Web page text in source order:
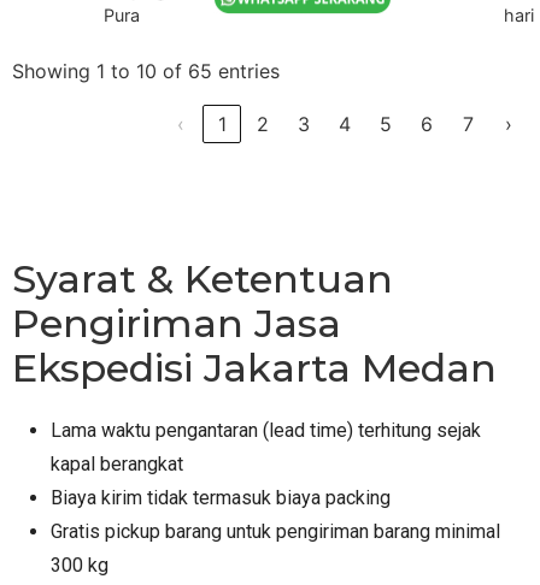
Pura
hari
Showing 1 to 10 of 65 entries
‹ 1 2 3 4 5 6 7 ›
Syarat & Ketentuan
Pengiriman Jasa
Ekspedisi Jakarta Medan
Lama waktu pengantaran (lead time) terhitung sejak
kapal berangkat
Biaya kirim tidak termasuk biaya packing
Gratis pickup barang untuk pengiriman barang minimal
300 kg